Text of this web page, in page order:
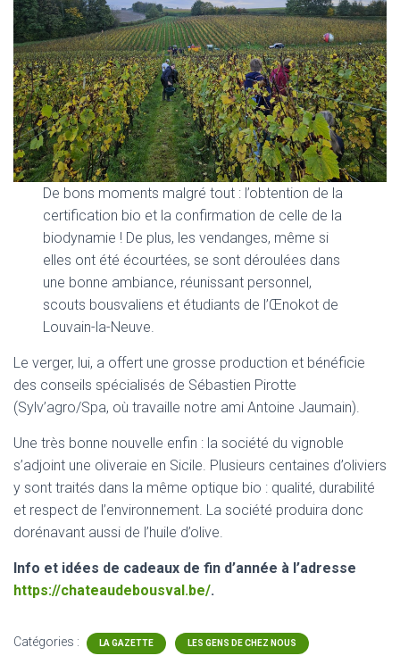
De bons moments malgré tout : l’obtention de la
certification bio et la confirmation de celle de la
biodynamie ! De plus, les vendanges, même si
elles ont été écourtées, se sont déroulées dans
une bonne ambiance, réunissant personnel,
scouts bousvaliens et étudiants de l’Œnokot de
Louvain-la-Neuve.
Le verger, lui, a offert une grosse production et bénéficie
des conseils spécialisés de Sébastien Pirotte
(Sylv’agro/Spa, où travaille notre ami Antoine Jaumain).
Une très bonne nouvelle enfin : la société du vignoble
s’adjoint une oliveraie en Sicile. Plusieurs centaines d’oliviers
y sont traités dans la même optique bio : qualité, durabilité
et respect de l’environnement. La société produira donc
dorénavant aussi de l’huile d’olive.
Info et idées de cadeaux de fin d’année à l’adresse
https://chateaudebousval.be/.
Catégories : LA GAZETTE LES GENS DE CHEZ NOUS